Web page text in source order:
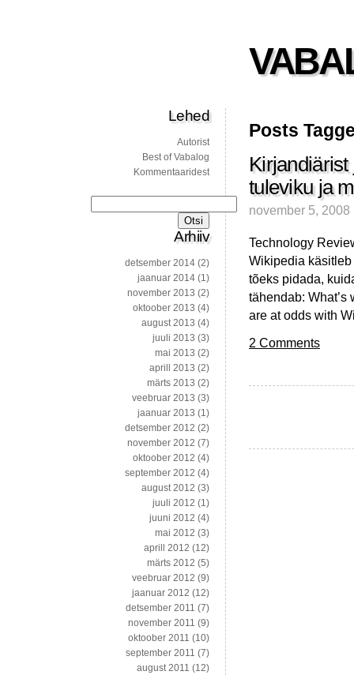
Posts
tuleviku ja
november 5, 2008
Technology
Wikipedia käsitleb
tõeks pidada,
tähendab:
are at odds with
2 Comments
Lehed
Autorist
Best of Vabalog
Kommentaaridest
Arhiiv
detsember 2014 (2)
jaanuar 2014 (1)
november 2013 (2)
oktoober 2013 (4)
august 2013 (4)
juuli 2013 (3)
mai 2013 (2)
aprill 2013 (2)
märts 2013 (2)
veebruar 2013 (3)
jaanuar 2013 (1)
detsember 2012 (2)
november 2012 (7)
oktoober 2012 (4)
september 2012 (4)
august 2012 (3)
juuli 2012 (1)
juuni 2012 (4)
mai 2012 (3)
aprill 2012 (12)
märts 2012 (5)
veebruar 2012 (9)
jaanuar 2012 (12)
detsember 2011 (7)
november 2011 (9)
oktoober 2011 (10)
september 2011 (7)
august 2011 (12)